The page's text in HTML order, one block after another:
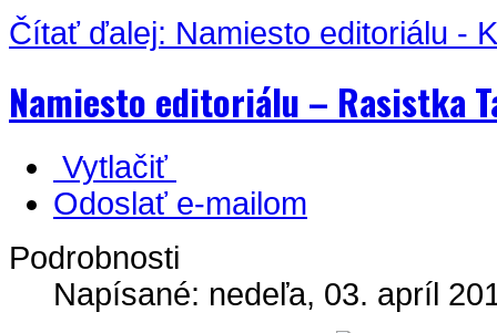
Čítať ďalej: Namiesto editoriálu -
Namiesto editoriálu – Rasistka
Vytlačiť
Odoslať e-mailom
Podrobnosti
Napísané: nedeľa, 03. apríl